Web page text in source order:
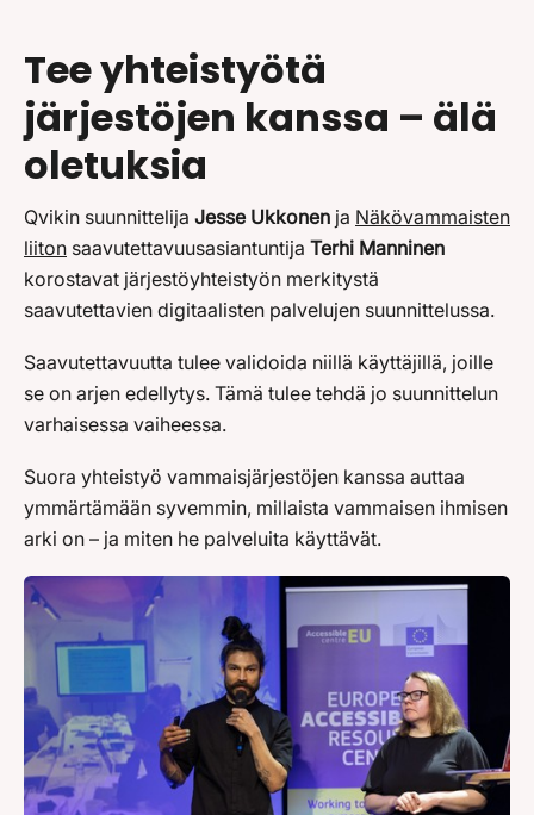
Tee yhteistyötä
järjestöjen kanssa – älä
oletuksia
Qvikin suunnittelija Jesse Ukkonen ja Näkövammaisten
liiton saavutettavuusasiantuntija Terhi Manninen
korostavat järjestöyhteistyön merkitystä
saavutettavien digitaalisten palvelujen suunnittelussa.
Saavutettavuutta tulee validoida niillä käyttäjillä, joille
se on arjen edellytys. Tämä tulee tehdä jo suunnittelun
varhaisessa vaiheessa.
Suora yhteistyö vammaisjärjestöjen kanssa auttaa
ymmärtämään syvemmin, millaista vammaisen ihmisen
arki on – ja miten he palveluita käyttävät.